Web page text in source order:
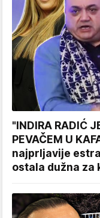
"INDIRA RADIĆ
PEVAČEM U
najprljavije
ostala dužna za